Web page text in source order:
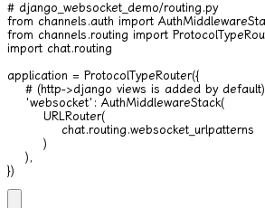
# django_websocket_demo/routing.py
from channels.auth import
from channels.routing import
import chat.routing
application = ProtocolTypeRouter({
    # (http->django views is added by default)
    'websocket': AuthMiddlewareStack(
        URLRouter(
            chat.routing.websocket_urlpatterns
        )
    ),
})